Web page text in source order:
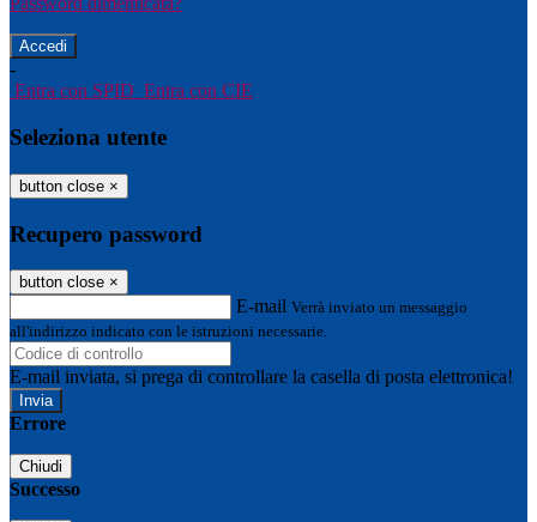
-
Entra con SPID Entra con CIE
Seleziona utente
button close ×
Recupero password
button close ×
E-mail Verrà inviato un messaggio
all'indirizzo indicato con le istruzioni necessarie.
E-mail inviata, si prega di controllare la casella di posta elettronica!
Errore
Chiudi
Successo